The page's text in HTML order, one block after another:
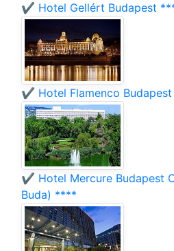
✔️ Hotel Gellért Budapest
✔️ Hotel Flamenco
✔️ Hotel Mercure Budapest
Buda) ****